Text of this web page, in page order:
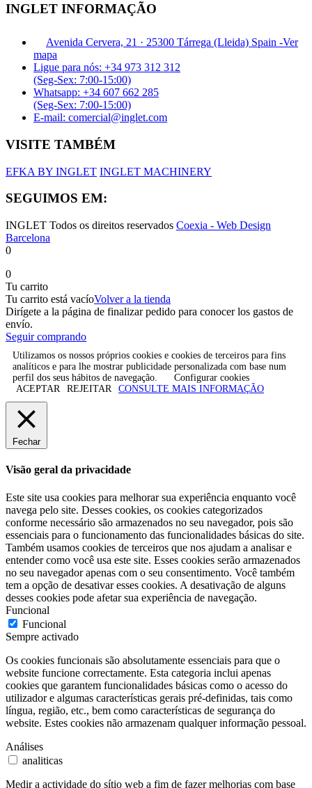
INGLET INFORMAÇÃO
Avenida Cervera, 21 · 25300 Tárrega (Lleida) Spain -Ver
mapa
Ligue para nós: +34 973 312 312
(Seg-Sex: 7:00-15:00)
Whatsapp: +34 607 662 285
(Seg-Sex: 7:00-15:00)
E-mail: comercial@inglet.com
VISITE TAMBÉM
EFKA BY INGLET INGLET MACHINERY
SEGUIMOS EM:
INGLET Todos os direitos reservados Coexia - Web Design
Barcelona
0
0
Tu carrito
Tu carrito está vacíoVolver a la tienda
Dirígete a la página de finalizar pedido para conocer los gastos de
envío.
Seguir comprando
Utilizamos os nossos próprios cookies e cookies de terceiros para fins
analíticos e para lhe mostrar publicidade personalizada com base num
perfil dos seus hábitos de navegação.
Configurar cookies
ACEPTAR
REJEITAR CONSULTE MAIS INFORMAÇÃO
Fechar
Visão geral da privacidade
Este site usa cookies para melhorar sua experiência enquanto você
navega pelo site. Desses cookies, os cookies categorizados
conforme necessário são armazenados no seu navegador, pois são
essenciais para o funcionamento das funcionalidades básicas do site.
Também usamos cookies de terceiros que nos ajudam a analisar e
entender como você usa este site. Esses cookies serão armazenados
no seu navegador apenas com o seu consentimento. Você também
tem a opção de desativar esses cookies. A desativação de alguns
desses cookies pode afetar sua experiência de navegação.
Funcional
Funcional
Sempre activado
Os cookies funcionais são absolutamente essenciais para que o
website funcione correctamente. Esta categoria inclui apenas
cookies que garantem funcionalidades básicas como o acesso do
utilizador e algumas características gerais pré-definidas, tais como
língua, região, etc., bem como características de segurança do
website. Estes cookies não armazenam qualquer informação pessoal.
Análises
analiticas
Medir a actividade do sítio web a fim de fazer melhorias com base